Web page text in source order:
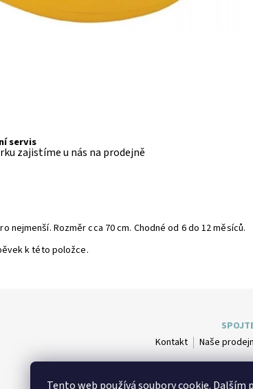
servis
zajistíme u nás na prodejně
nejmenší. Rozměr cca 70 cm. Chodné od 6 do 12 měsíců.
k této položce.
Kontakt
Naše
Tento web používá soubory cookie.